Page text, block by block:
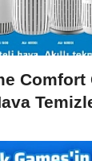
Comfort